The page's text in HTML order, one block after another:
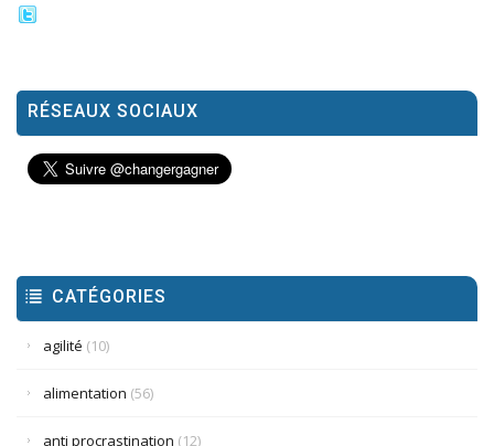
RÉSEAUX SOCIAUX
CATÉGORIES
agilité (10)
alimentation (56)
anti procrastination (12)